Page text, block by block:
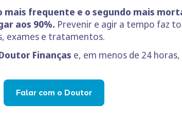
mais frequente e o segundo mais
aos 90%. Prevenir e agir a tempo faz
exames e tratamentos.
Finanças e, em menos de 24
Falar com o Doutor